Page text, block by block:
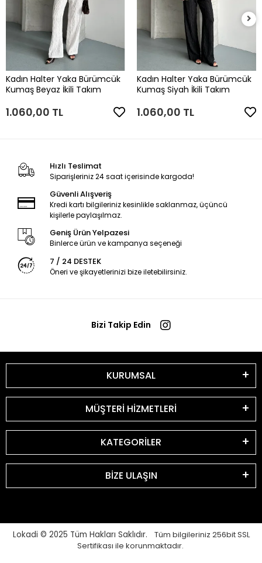
Kadın Halter Yaka Bürümcük
Kumaş Beyaz İkili Takım
1.060,00 TL
Kadın Halter Yaka Bürümcük
Kumaş Siyah İkili Takım
1.060,00 TL
Hızlı Teslimat
Siparişleriniz 24 saat içerisinde kargoda!
Güvenli Alışveriş
Kredi kartı bilgileriniz kesinlikle saklanmaz, üçüncü
kişilerle paylaşılmaz.
Geniş Ürün Yelpazesi
Binlerce ürün ve kampanya seçeneği
7 / 24 DESTEK
Öneri ve şikayetlerinizi bize iletebilirsiniz.
Bizi Takip Edin
KURUMSAL
MÜŞTERİ HİZMETLERİ
KATEGORİLER
BİZE ULAŞIN
Lokadi © 2025 Tüm Hakları Saklıdır. Tüm bilgileriniz 256bit SSL
Sertifikası ile korunmaktadır.